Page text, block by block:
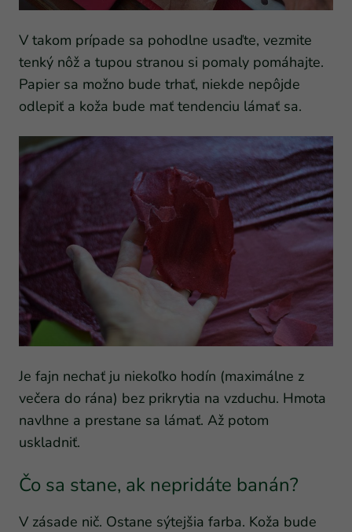
V takom prípade sa pohodlne usaďte, vezmite
tenký nôž a tupou stranou si pomaly pomáhajte.
Papier sa možno bude trhať, niekde nepôjde
odlepiť a koža bude mať tendenciu lámať sa.
Je fajn nechať ju niekoľko hodín (maximálne z
večera do rána) bez prikrytia na vzduchu. Hmota
navlhne a prestane sa lámať. Až potom
uskladniť.
Čo sa stane, ak nepridáte banán?
V zásade nič. Ostane sýtejšia farba. Koža bude